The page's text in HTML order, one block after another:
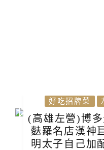
好吃招牌菜
(高雄左營)博
麩羅名店漢神
明太子自己加